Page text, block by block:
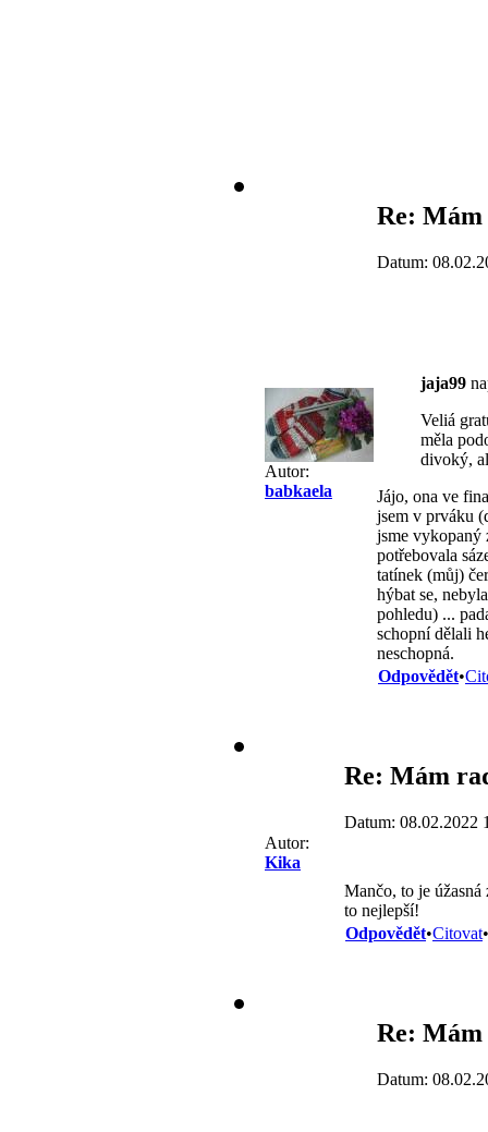
Autor:
babkaela
Re: Mám
Datum:
jaja99
Veliá
měla
divoký,
Jájo, ona ve
jsem v prváku
jsme vykopaný
potřebovala
tatínek (můj)
hýbat se,
pohledu) ...
schopní dělali
neschopná.
Odpovědět•
Autor:
Kika
Re: Mám
Datum: 08.02.2022
Mančo, to je
to nejlepší!
Odpovědět•Citovat•
Re: Mám
Datum: